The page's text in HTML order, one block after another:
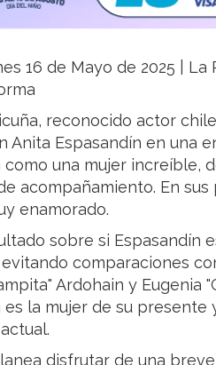
16 de Mayo de 2025 | La
reconocido actor
Anita Espasandín en una
como una mujer increíble,
acompañamiento. En
enamorado.
sobre si Espasandín
comparaciones
Ardohain y Eugenia
es la mujer de su
disfrutar de una